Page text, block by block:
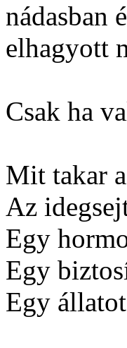
nádasban
elhagyott
Csak ha
Mit takar
Az
Egy
Egy
Egy állatot